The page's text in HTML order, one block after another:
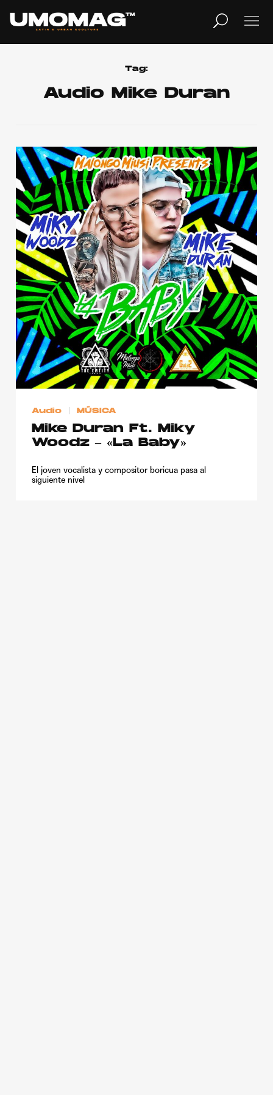
Home
Cover Story
Publicidad
Contacto
Aviso Legal
© 2015-2022 UMOMAG. PROPIEDAD DE UMO agency. TODOS LOS
DERECHOS RESERVADOS.
Tag:
Audio Mike Duran
Audio MÚSICA
Mike Duran Ft. Miky
Woodz – «La Baby»
El joven vocalista y compositor boricua pasa al
siguiente nivel